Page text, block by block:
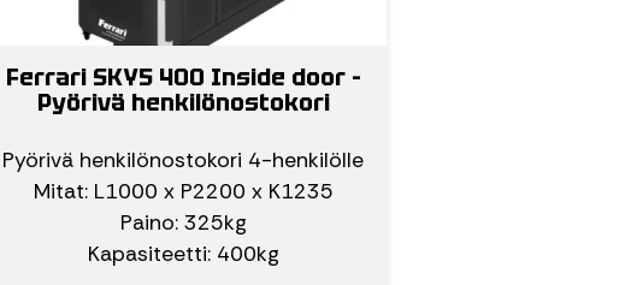
Ferrari SKY5 400 Inside door –
Pyörivä henkilönostokori
Pyörivä henkilönostokori 4-henkilölle
Mitat: L1000 x P2200 x K1235
Paino: 325kg
Kapasiteetti: 400kg